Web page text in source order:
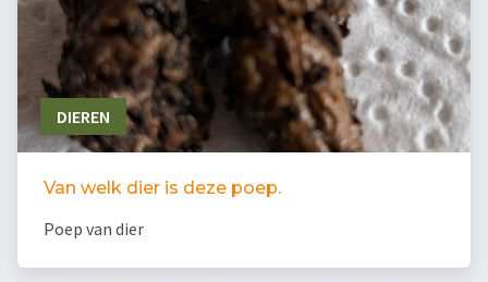
DIEREN
Van welk dier is deze poep.
Poep van dier